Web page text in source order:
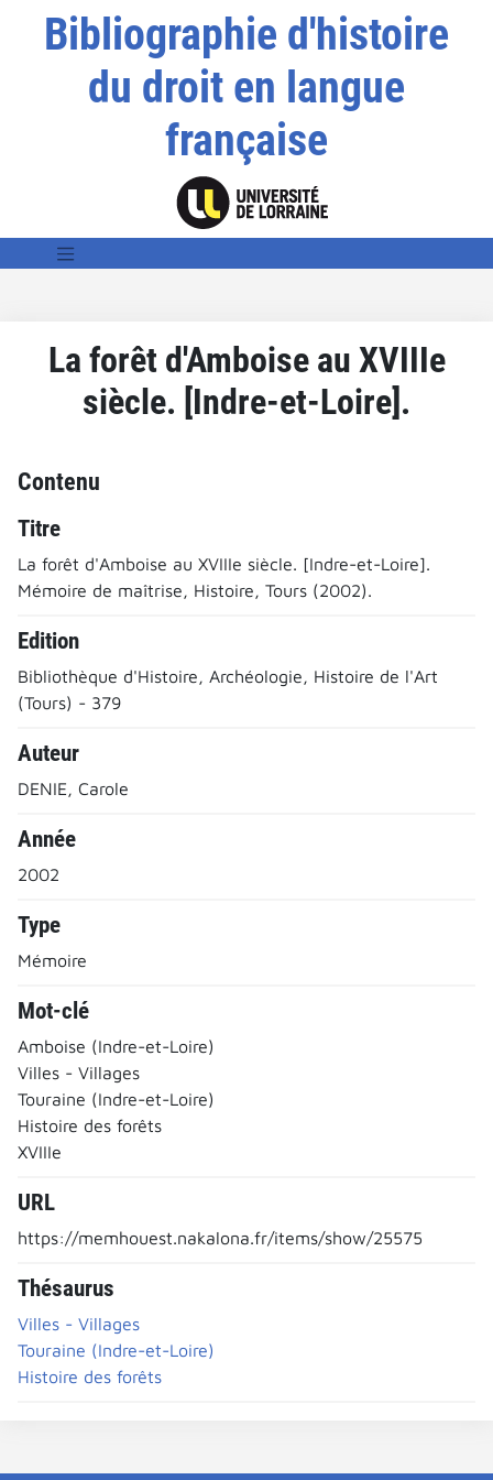
Bibliographie d'histoire
du droit en langue
française
La forêt d'Amboise au XVIIIe
siècle. [Indre-et-Loire].
Contenu
Titre
La forêt d'Amboise au XVIIIe siècle. [Indre-et-Loire].
Mémoire de maîtrise, Histoire, Tours (2002).
Edition
Bibliothèque d'Histoire, Archéologie, Histoire de l'Art
(Tours) - 379
Auteur
DENIE, Carole
Année
2002
Type
Mémoire
Mot-clé
Amboise (Indre-et-Loire)
Villes - Villages
Touraine (Indre-et-Loire)
Histoire des forêts
XVIIIe
URL
https://memhouest.nakalona.fr/items/show/25575
Thésaurus
Villes - Villages
Touraine (Indre-et-Loire)
Histoire des forêts